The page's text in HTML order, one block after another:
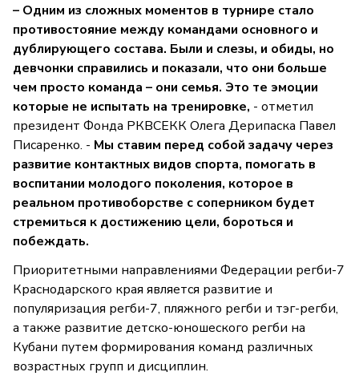
– Одним из сложных моментов в турнире стало
противостояние между командами основного и
дублирующего состава. Были и слезы, и обиды, но
девчонки справились и показали, что они больше
чем просто команда – они семья. Это те эмоции
которые не испытать на тренировке, - отметил
президент Фонда РКВСЕКК Олега Дерипаска Павел
Писаренко. - Мы ставим перед собой задачу через
развитие контактных видов спорта, помогать в
воспитании молодого поколения, которое в
реальном противоборстве с соперником будет
стремиться к достижению цели, бороться и
побеждать.
Приоритетными направлениями Федерации регби-7
Краснодарского края является развитие и
популяризация регби-7, пляжного регби и тэг-регби,
а также развитие детско-юношеского регби на
Кубани путем формирования команд различных
возрастных групп и дисциплин.